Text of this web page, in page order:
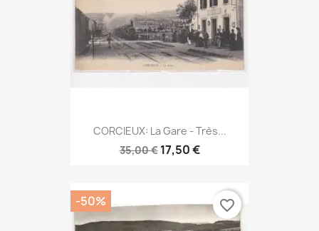
CORCIEUX: La Gare - Très...
35,00 € 17,50 €
-50% favorite_border